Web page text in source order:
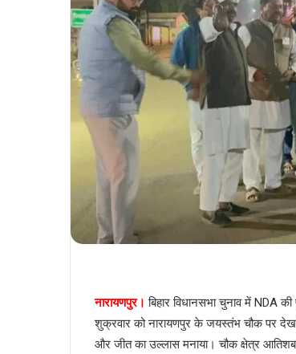
नारायणपुर। बिहार विधानसभा चुनाव में NDA
शुक्रवार को नारायणपुर के जयस्तंभ चौक पर देखने
और जीत का उल्लास मनाया। चौक क्षेत्र